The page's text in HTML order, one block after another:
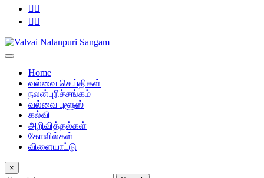
Home
வல்வை செய்திகள்
நலன்புரிச்சங்கம்
வல்வை புளூஸ்
கல்வி
அறிவித்தல்கள்
கோவில்கள்
விளையாட்டு
×